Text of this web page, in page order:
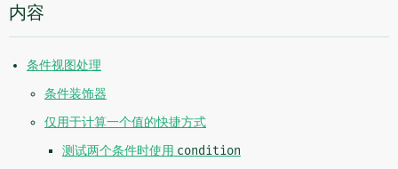
内容
条件视图处理
条件装饰器
仅用于计算一个值的快捷方式
测试两个条件时使用 condition